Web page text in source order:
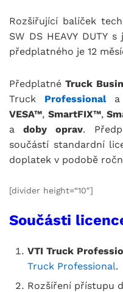
Rozšiřující balíček
SW DS HEAVY DUTY
předplatného je 12
Předplatné Truck
Truck Professionala
VESA™, SmartFIX™,
adoby oprav.
součástí standardní
doplatek v podobě
[divider height=“10″]
Součásti
VTI Truck
Truck Professional.
Rozšíření přístupu